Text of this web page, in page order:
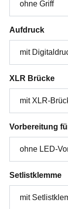
Aufdruck
XLR Brücke
Vorbereitung
Setlistklemme